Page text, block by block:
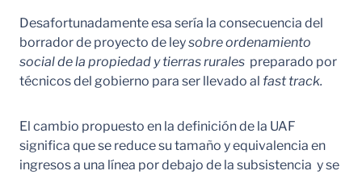
Desafortunadamente esa sería la consecuencia del
borrador de proyecto de leysobre ordenamiento
social de la propiedad y tierras rurales preparado por
técnicos del gobierno para ser llevado al fast track.
El cambio propuesto en la definición de la UAF
significa que se reduce su tamaño y equivalencia en
ingresos a una línea por debajo de la subsistencia y se